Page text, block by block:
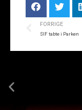
FORRIGE
SIF tabte i Parken